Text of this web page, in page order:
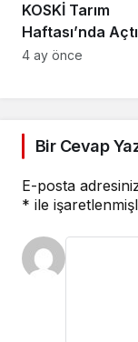
KOSKİ Tarım
Haftası’nda
Stantta Su
4 ay önce
Bir Cevap
E-posta
* ile